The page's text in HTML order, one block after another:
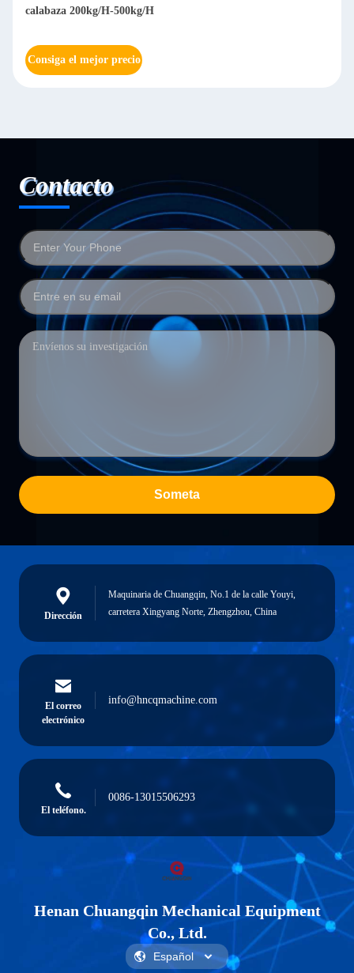
calabaza 200kg/H-500kg/H
Consiga el mejor precio
Contacto
Someta
Dirección
Maquinaria de Chuangqin, No.1 de la calle Youyi,
carretera Xingyang Norte, Zhengzhou, China
El correo
electrónico
info@hncqmachine.com
El teléfono.
0086-13015506293
Henan Chuangqin Mechanical Equipment
Co., Ltd.